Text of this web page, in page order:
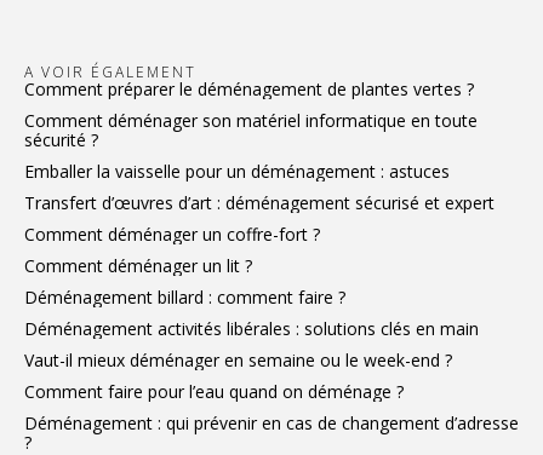
A VOIR ÉGALEMENT
Comment préparer le déménagement de plantes vertes ?
Comment déménager son matériel informatique en toute
sécurité ?
Emballer la vaisselle pour un déménagement : astuces
Transfert d’œuvres d’art : déménagement sécurisé et expert
Comment déménager un coffre-fort ?
Comment déménager un lit ?
Déménagement billard : comment faire ?
Déménagement activités libérales : solutions clés en main
Vaut-il mieux déménager en semaine ou le week-end ?
Comment faire pour l’eau quand on déménage ?
Déménagement : qui prévenir en cas de changement d’adresse
?